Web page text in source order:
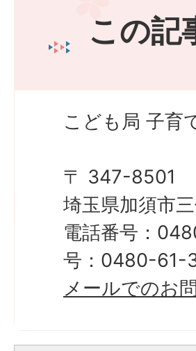
この記
こども局 子育
〒 347-8501
埼玉県加須市
電話番号：
号：0480-61-
メールでのお